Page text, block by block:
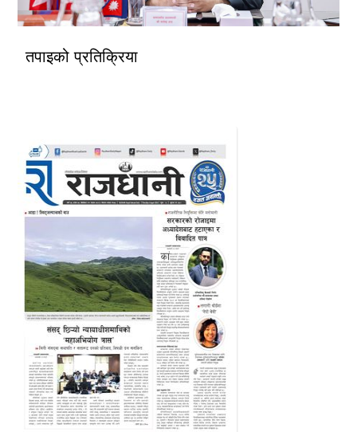
तपाइको प्रतिक्रिया